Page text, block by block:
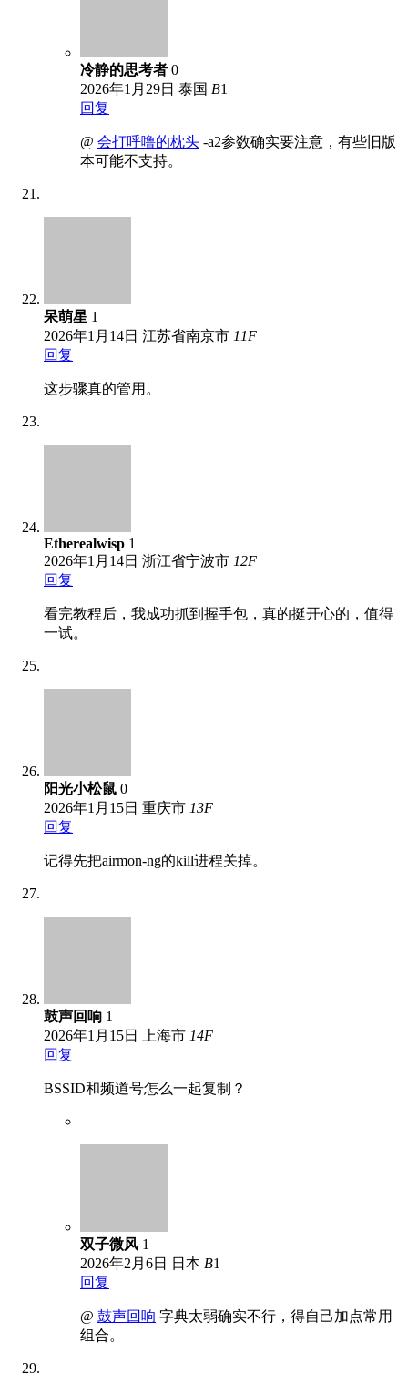
冷静的思考者 0
2026年1月29日 泰国 B1
回复
@ 会打呼噜的枕头 -a2参数确实要注意，有些旧版
本可能不支持。
呆萌星 1
2026年1月14日 江苏省南京市 11F
回复
这步骤真的管用。
Etherealwisp 1
2026年1月14日 浙江省宁波市 12F
回复
看完教程后，我成功抓到握手包，真的挺开心的，值得
一试。
阳光小松鼠 0
2026年1月15日 重庆市 13F
回复
记得先把airmon-ng的kill进程关掉。
鼓声回响 1
2026年1月15日
上海市 14F
回复
BSSID和频道号怎么一起复制？
双子微风 1
2026年2月6日
日本 B1
回复
@ 鼓声回响 字典太弱确实不行，得自己加点常用
组合。